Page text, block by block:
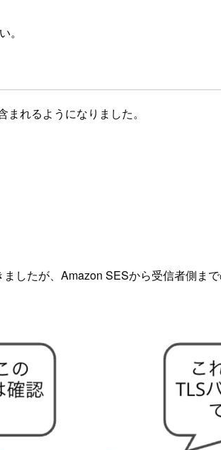
。
れるようになりました。
したが、Amazon SESから受信者側ま